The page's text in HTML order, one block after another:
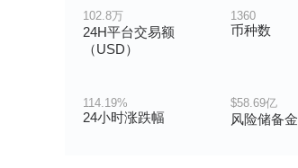
102.8万
24H平台交易额
（USD）
1360
币种数
114.19%
24小时涨跌幅
$58.69亿
风险储备金